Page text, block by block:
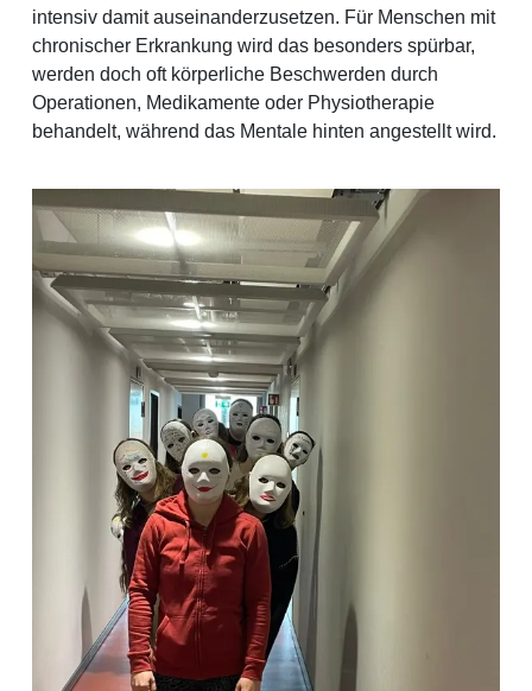
intensiv damit auseinanderzusetzen. Für Menschen mit
chronischer Erkrankung wird das besonders spürbar,
werden doch oft körperliche Beschwerden durch
Operationen, Medikamente oder Physiotherapie
behandelt, während das Mentale hinten angestellt wird.